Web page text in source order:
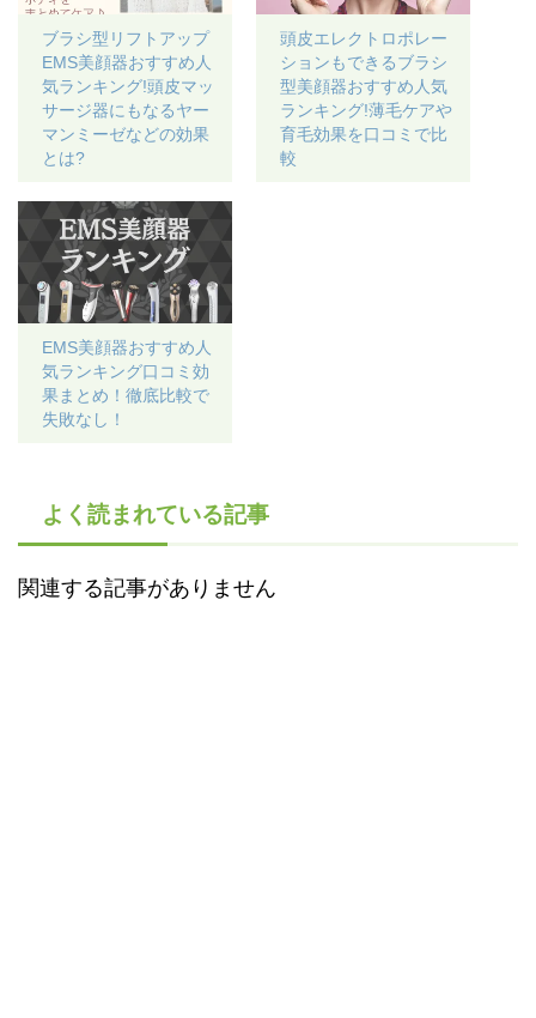
ブラシ型リフトアップ
EMS美顔器おすすめ人
気ランキング!頭皮マッ
サージ器にもなるヤー
マンミーゼなどの効果
とは?
頭皮エレクトロポレー
ションもできるブラシ
型美顔器おすすめ人気
ランキング!薄毛ケアや
育毛効果を口コミで比
較
EMS美顔器おすすめ人
気ランキング口コミ効
果まとめ！徹底比較で
失敗なし！
よく読まれている記事
関連する記事がありません